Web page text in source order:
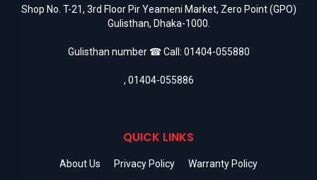
Shop No. T-21, 3rd Floor Pir Yeameni Market, Zero Point (GPO)
Gulisthan, Dhaka-1000.
Gulisthan number ☎ Call: 01404-055880
, 01404-055886
QUICK LINKS
About Us Privacy Policy
Warranty Policy